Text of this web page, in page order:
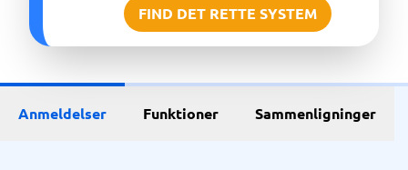
FIND DET RETTE SYSTEM
Anmeldelser Funktioner Sammenligninger